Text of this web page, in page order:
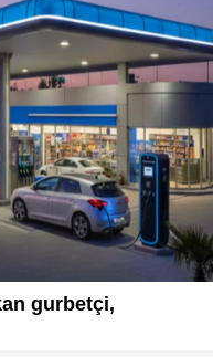
gurbetçi,